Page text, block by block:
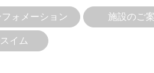
ォメーション 施設のご
イム
ム開始可能と判断した場合にのみ